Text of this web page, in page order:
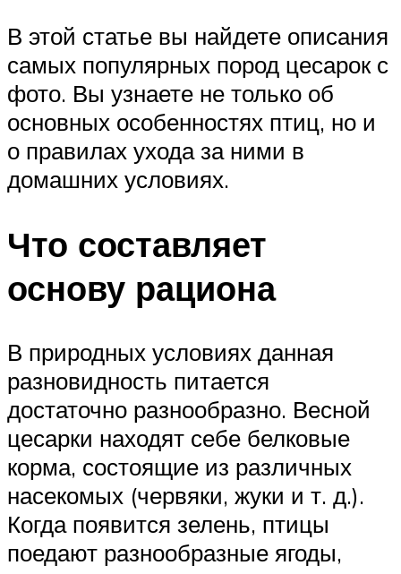
В этой статье вы найдете описания
самых популярных пород цесарок с
фото. Вы узнаете не только об
основных особенностях птиц, но и
о правилах ухода за ними в
домашних условиях.
Что составляет
основу рациона
В природных условиях данная
разновидность питается
достаточно разнообразно. Весной
цесарки находят себе белковые
корма, состоящие из различных
насекомых (червяки, жуки и т. д.).
Когда появится зелень, птицы
поедают разнообразные ягоды,